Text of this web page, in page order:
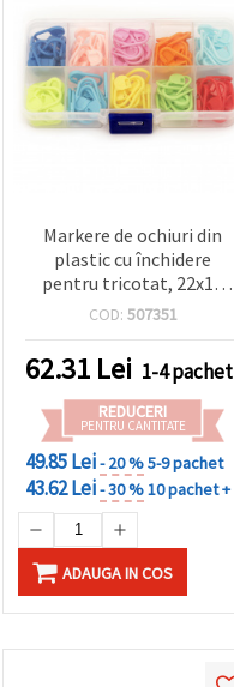
Markere de ochiuri din
plastic cu închidere
pentru tricotat, 22x11
mm, culori mixte, în cutie
COD: 507351
62.31 Lei 1-4 pachet
REDUCERI
PENTRU CANTITATE
49.85 Lei- 20 %5-9 pachet
43.62 Lei- 30 %10 pachet +
ADAUGA IN COS